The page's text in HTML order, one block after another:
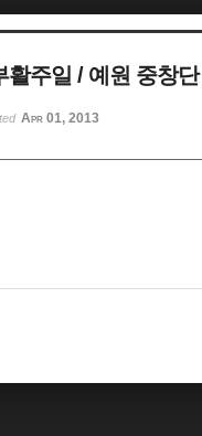
활주일 / 예원 중창단
Apr 01, 2013스케치북5